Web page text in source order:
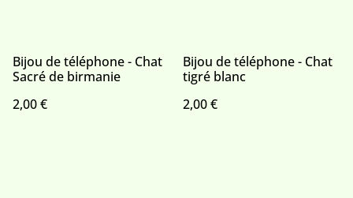
Bijou de téléphone - Chat
Sacré de birmanie
2,00 €
Bijou de téléphone - Chat
tigré blanc
2,00 €